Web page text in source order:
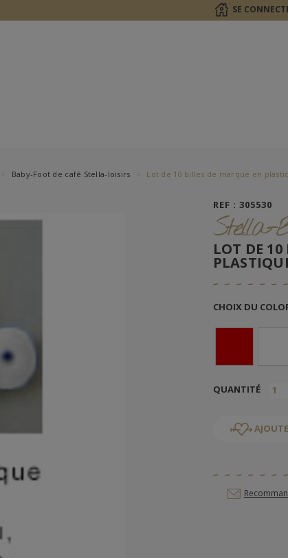
SE
Baby-Foot de café Stella-loisirs Lot de 10 billes de marque en
REF : 305530
Stella-
LOT DE 10
CHOIX DU
QUANTITÉ